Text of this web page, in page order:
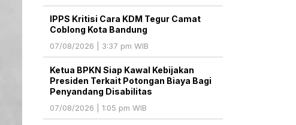
IPPS Kritisi Cara KDM Tegur Camat
Coblong Kota Bandung
07/08/2026 | 3:37 pm WIB
Ketua BPKN Siap Kawal Kebijakan
Presiden Terkait Potongan Biaya Bagi
Penyandang Disabilitas
07/08/2026 | 1:05 pm WIB